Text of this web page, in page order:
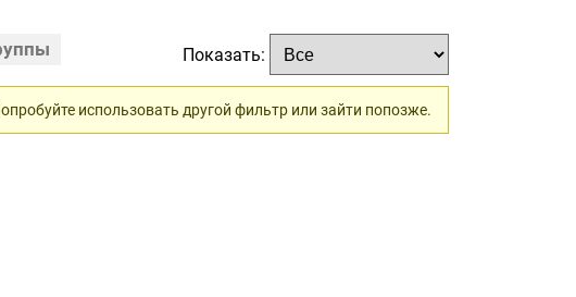
Показать:
использовать другой фильтр или зайти попозже.